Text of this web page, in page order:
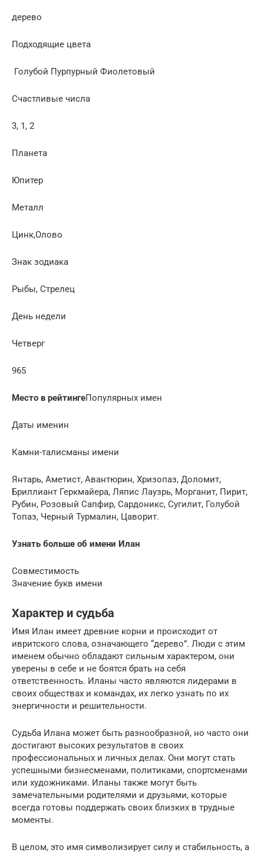
дерево
Подходящие цвета
Голубой Пурпурный Фиолетовый
Счастливые числа
3, 1, 2
Планета
Юпитер
Металл
Цинк,Олово
Знак зодиака
Рыбы, Стрелец
День недели
Четверг
965
Место в рейтингеПопулярных имен
Даты именин
Камни-талисманы имени
Янтарь, Аметист, Авантюрин, Хризопаз, Доломит,
Бриллиант Геркмайера, Ляпис Лаузрь, Морганит, Пирит,
Рубин, Розовый Сапфир, Сардоникс, Сугилит, Голубой
Топаз, Черный Турмалин, Цаворит.
Узнать больше об имени Илан
Совместимость
Значение букв имени
Характер и судьба
Имя Илан имеет древние корни и происходит от
ивритского слова, означающего “дерево”. Люди с этим
именем обычно обладают сильным характером, они
уверены в себе и не боятся брать на себя
ответственность. Иланы часто являются лидерами в
своих обществах и командах, их легко узнать по их
энергичности и решительности.
Судьба Илана может быть разнообразной, но часто они
достигают высоких результатов в своих
профессиональных и личных делах. Они могут стать
успешными бизнесменами, политиками, спортсменами
или художниками. Иланы также могут быть
замечательными родителями и друзьями, которые
всегда готовы поддержать своих близких в трудные
моменты.
В целом, это имя символизирует силу и стабильность, а